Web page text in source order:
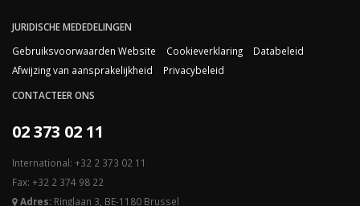
JURIDISCHE MEDEDELINGEN
Gebruiksvoorwaarden Website
Cookieverklaring
Databeleid
Afwijzing van aansprakelijkheid
Privacybeleid
CONTACTEER ONS
02 373 02 11
International: +32 2 373 02 11
Fax: +32 2 374 98 22
Adres: Ringlaan 3, BE-1180 Brussel